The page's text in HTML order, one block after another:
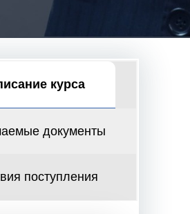
курса
документы
поступления